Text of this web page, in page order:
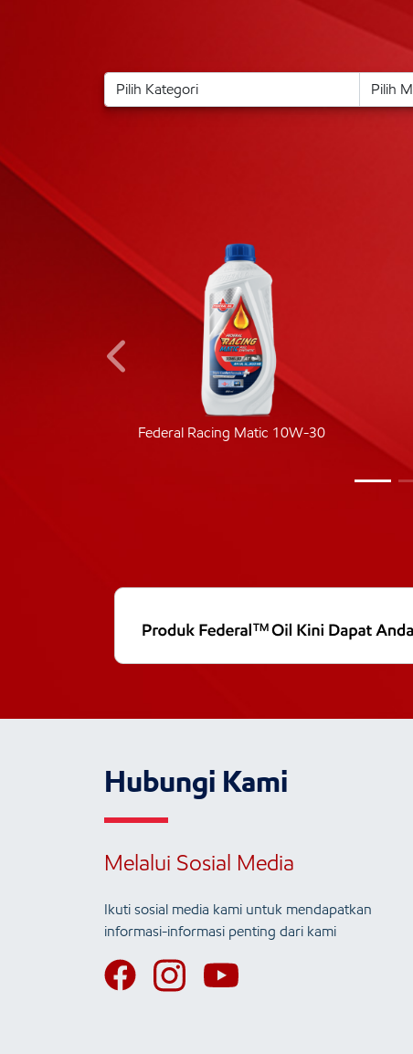
Federal Racing Matic 10W-30
Hubungi Kami
Melalui Sosial Media
Ikuti sosial media kami untuk mendapatkan
informasi-informasi penting dari kami